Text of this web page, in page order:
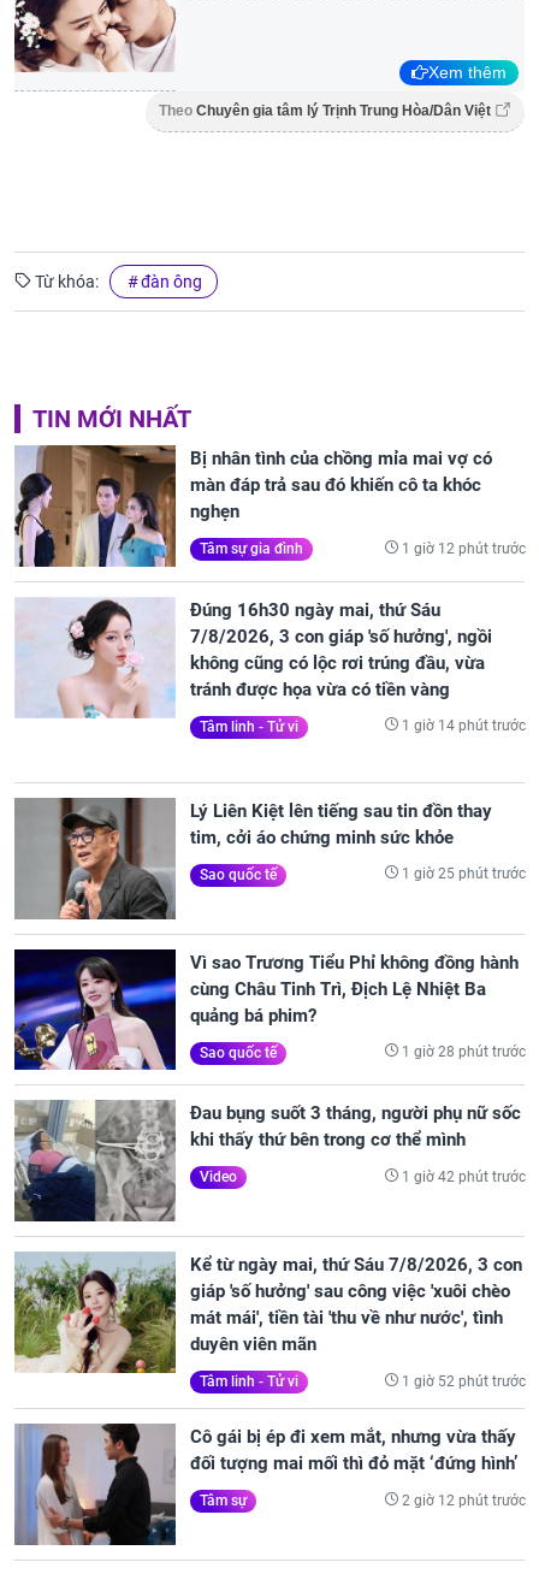
Xem thêm
Theo Chuyên gia tâm lý Trịnh Trung Hòa/Dân Việt
Từ khóa: đàn ông
TIN MỚI NHẤT
Bị nhân tình của chồng mỉa mai vợ có
màn đáp trả sau đó khiến cô ta khóc
nghẹn
Tâm sự gia đình 1 giờ 12 phút trước
Đúng 16h30 ngày mai, thứ Sáu
7/8/2026, 3 con giáp 'số hưởng', ngồi
không cũng có lộc rơi trúng đầu, vừa
tránh được họa vừa có tiền vàng
Tâm linh - Tử vi 1 giờ 14 phút trước
Lý Liên Kiệt lên tiếng sau tin đồn thay
tim, cởi áo chứng minh sức khỏe
Sao quốc tế 1 giờ 25 phút trước
Vì sao Trương Tiểu Phỉ không đồng hành
cùng Châu Tinh Trì, Địch Lệ Nhiệt Ba
quảng bá phim?
Sao quốc tế 1 giờ 28 phút trước
Đau bụng suốt 3 tháng, người phụ nữ sốc
khi thấy thứ bên trong cơ thể mình
Video 1 giờ 42 phút trước
Kể từ ngày mai, thứ Sáu 7/8/2026, 3 con
giáp 'số hưởng' sau công việc 'xuôi chèo
mát mái', tiền tài 'thu về như nước', tình
duyên viên mãn
Tâm linh - Tử vi 1 giờ 52 phút trước
Cô gái bị ép đi xem mắt, nhưng vừa thấy
đối tượng mai mối thì đỏ mặt ‘đứng hình’
Tâm sự 2 giờ 12 phút trước